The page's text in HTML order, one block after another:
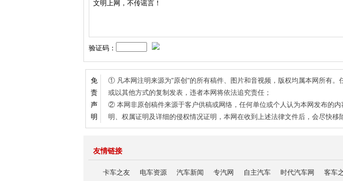
验证码：
免
责
声
明
① 凡本网注明来源为"原创"的所有稿件、图片和音视频，版权均属本网所有
或以其他方式的复制发表，违者本网将依法追究责任；
② 本网非原创稿件来源于客户供稿或网络，任何单位或个人认为本网发布的
明、权属证明及详细的侵权情况证明，本网在收到上述法律文件后，会尽快移
友情链接
卡车之友 电车资源 汽车新闻 专汽网 自主汽车 时代汽车网 客车